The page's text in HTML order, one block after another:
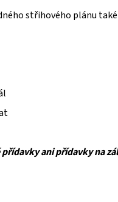
střihového plánu
ani přídavky na